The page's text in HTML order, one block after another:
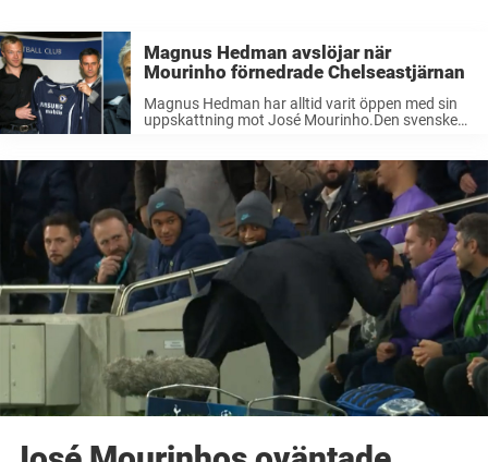
Magnus Hedman avslöjar när
Mourinho förnedrade Chelseastjärnan
Magnus Hedman har alltid varit öppen med sin
uppskattning mot José Mourinho.Den svenske
Sportbibeln berättar nu Hedman ett klockrent
exempel på hur ...